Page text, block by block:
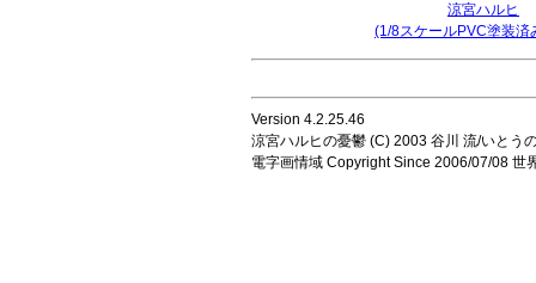
涼宮ハルヒ
(1/8スケールPVC塗装済
Version 4.2.25.46
涼宮ハルヒの憂鬱 (C) 2003 谷川 流/いとう
電字画情域 Copyright Since 2006/07/08 世